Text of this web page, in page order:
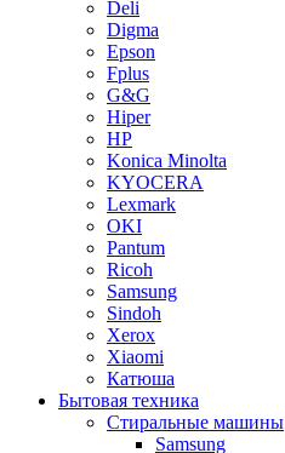
Deli
Digma
Epson
Fplus
G&G
Hiper
HP
Konica Minolta
KYOCERA
Lexmark
OKI
Pantum
Ricoh
Samsung
Sindoh
Xerox
Xiaomi
Катюша
Бытовая техника
Стиральные машины
Samsung